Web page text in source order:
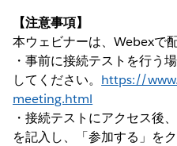
【注意事項】
本ウェビナーは、Webexで
・事前に接続テストを行う
してください。 https://
meeting.html
・接続テストにアクセス後
を記入し、「参加する」を